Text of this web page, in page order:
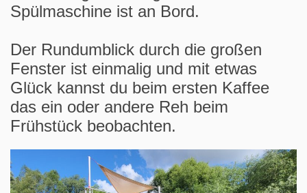
Spülmaschine ist an Bord.
Der Rundumblick durch die großen
Fenster ist einmalig und mit etwas
Glück kannst du beim ersten Kaffee
das ein oder andere Reh beim
Frühstück beobachten.